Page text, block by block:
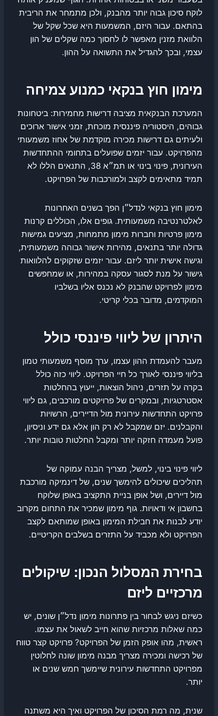
לוקח סיכון גבוה יותר מהבנק, ולכן מתמחר את הריבית
בהתאם. עבור היזם, המשמעות היא שכל שקל של
הלוואת מזנין מאפשר לו לחסוך כמה שקלים של הון
עצמי, ובכך להגדיל את התשואה על ההון.
מימון חוץ בנקאי כמנוע צמיחה
המערכת הבנקאית מציבה דרישות מחמירות: ביטחונות
גבוהים, היסטוריה פיננסית מוכחת, זמני אישור ארוכים
ולעיתים גם דרישות מכירה מוקדמת של אחוז משמעותי
מהפרויקט. עבור יזמים שפועלים בתחומי ההתחדשות
העירונית, פינוי בינוי או תמ״א 38, התנאים הללו לא
תמיד מתאימים לקצב ולמורכבות של הפרויקט.
מימון חוץ בנקאי לנדל״ן הפך בשנים האחרונות
לאלטרנטיבה משמעותית. גופים אלו, הכוללים קרנות
מימון פרטיות וחברות מימון מתמחות, מציעים גמישות
גדולה יותר בתנאים, מהירות אישור גבוהה משמעותית,
וגישה אישית יותר ליזם. עבור יזמים שזקוקים להלוואות
גישור על מנת לסגור עסקה במהירות, או שמחפשים
מימון לפרויקט שהבנק לא נכנס אליו בשלביו
המוקדמים, מדובר בכלי קריטי.
היתרון של ליווי פיננסי כולל
מעבר להעמדת ההון עצמו, ערך מוסף משמעותי טמון
בליווי פיננסי לאורך כל חיי הפרויקט. ליווי כזה כולל
בקרה על תזרים, ניהול הוצאות, ייעוץ בהחלטות
אסטרטגיות, ובמקרים של פרויקטים מורכבים, גם ליווי
פרויקט התחדשות עירונית מול הדיירים, הרשויות
והקבלנים. יזם שמקבל לא רק הון אלא גם ידע וניסיון,
פועל מעמדה חזקה יותר ומקבל החלטות טובות יותר.
ליווי פינוי בינוי, למשל, מצריך הבנה עמוקה של
תהליכים שיכולים להימשך שנים, של דינמיקה מורכבת
מול דיירים, ושל אופן בניית התקציב באופן שלוקח
בחשבון אי ודאויות. גוף מימון שמכיר את התחום מקרוב
יודע לבנות את חבילת המימון באופן שמותאם לקצב
הפרויקט ולא מכביד על התזרים בשלבים הקריטיים.
בחירת המסלול הנכון: שיקולים
מרכזיים ליזם
כשיזם ניגש לבחור בין פתרונות מימון נדל״ן שונים, יש
כמה שאלות מרכזיות שהוא חייב לשאול את עצמו.
ראשית, מהו אופק הזמן של הפרויקט? פרויקט קצר טווח
של רכישה ומכירה מצריך מבנה מימון שונה לחלוטין
מפרויקט התחדשות עירונית שיימשך חמש שנים או
יותר.
שנית, מה רמת הסיכון של הפרויקט ואיך היא משתנה